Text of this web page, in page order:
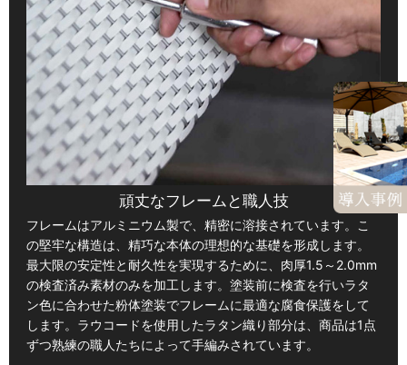
頑丈なフレームと職人技
フレームはアルミニウム製で、精密に溶接されています。こ
の堅牢な構造は、精巧な本体の理想的な基礎を形成します。
最大限の安定性と耐久性を実現するために、肉厚1.5～2.0mm
の検査済み素材のみを加工します。塗装前に検査を行いラタ
ン色に合わせた粉体塗装でフレームに最適な腐食保護をして
します。ラウコードを使用したラタン織り部分は、商品は1点
ずつ熟練の職人たちによって手編みされています。